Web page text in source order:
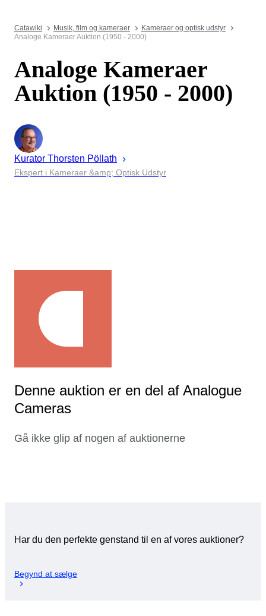
Catawiki Musik, film og kameraer
Kameraer og optisk udstyr
Analoge Kameraer Auktion (1950 - 2000)
Analoge Kameraer
Auktion (1950 - 2000)
Kurator Thorsten Pöllath
Ekspert i Kameraer &amp; Optisk Udstyr
Denne auktion er en del af Analogue
Cameras
Gå ikke glip af nogen af auktionerne
Har du den perfekte genstand til en af vores auktioner?
Begynd at sælge